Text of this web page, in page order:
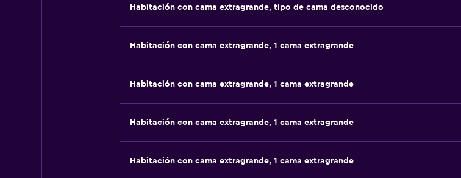
Habitación con cama extragrande, tipo de cama desconocido
Habitación con cama extragrande, 1 cama extragrande
Habitación con cama extragrande, 1 cama extragrande
Habitación con cama extragrande, 1 cama extragrande
Habitación con cama extragrande, 1 cama extragrande